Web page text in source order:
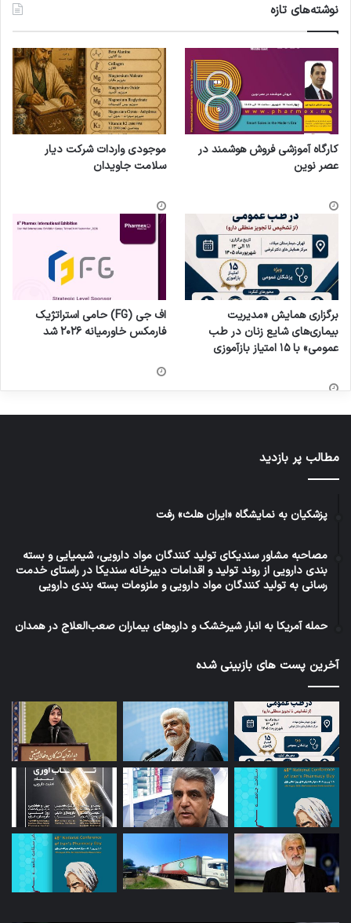
نوشته‌های تازه
کارگاه آموزشی فروش هوشمند در
عصر نوین
موجودی واردات شرکت دیار
سلامت جاویدان
برگزاری همایش «مدیریت
بیماری‌های شایع زنان در طب
عمومی» با ۱۵ امتیاز بازآموزی
اف جی (FG) حامی استراتژیک
فارمکس خاورمیانه ۲۰۲۶ شد
مطالب پر بازدید
پزشکیان به نمایشگاه «ایران هلث» رفت
مصاحبه مشاور سندیکای تولید کنندگان مواد دارویی، شیمیایی و بسته
بندی دارویی از روند تولید و اقدامات دبیرخانه سندیکا در راستای خدمت
رسانی به تولید کنندگان مواد دارویی و ملزومات بسته بندی دارویی
حمله آمریکا به انبار شیرخشک و داروهای بیماران صعب‌العلاج در همدان
آخرین پست های بازبینی شده